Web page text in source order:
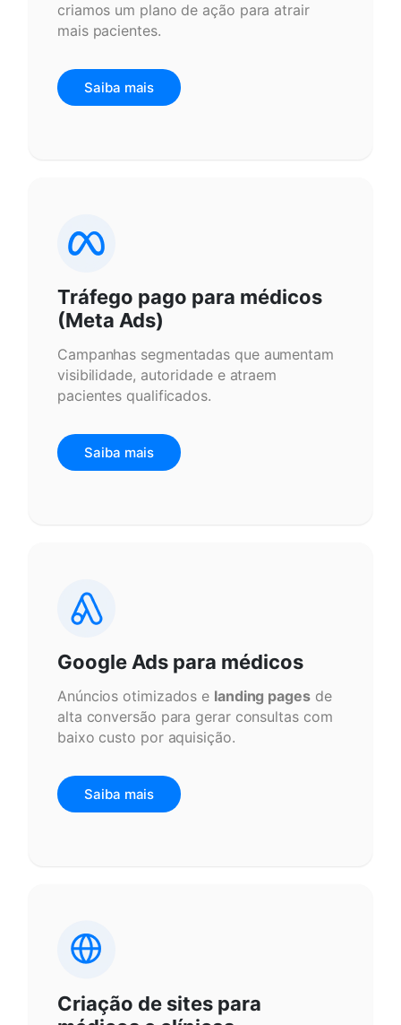
criamos um plano de ação para atrair
mais pacientes.
Saiba mais
Tráfego pago para médicos
(Meta Ads)
Campanhas segmentadas que aumentam
visibilidade, autoridade e atraem
pacientes qualificados.
Saiba mais
Google Ads para médicos
Anúncios otimizados e landing pagesde
alta conversão para gerar consultas com
baixo custo por aquisição.
Saiba mais
Criação de sites para